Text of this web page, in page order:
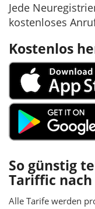
Jede
kostenloses
Kostenlos
So günstig
Tariffic
Alle Tarife werden